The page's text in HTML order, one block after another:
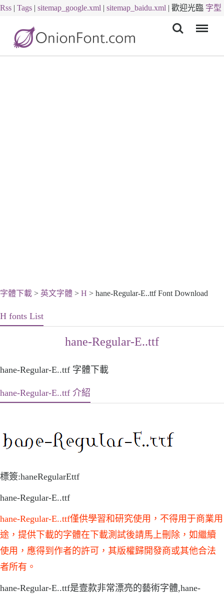
Rss | Tags | sitemap_google.xml | sitemap_baidu.xml | 歡迎光臨 字型
字體下載 > 英文字體 > H > hane-Regular-E..ttf Font Download
H fonts List
hane-Regular-E..ttf
hane-Regular-E..ttf 字體下載
hane-Regular-E..ttf 介紹
標簽:haneRegularEttf
hane-Regular-E..ttf
hane-Regular-E..ttf僅供學習和研究使用，不得用于商業用
途，提供下載的字體在下載測試後請馬上刪除，如繼續
使用，應得到作者的許可，其版權歸開發商或其他合法
者所有。
hane-Regular-E..ttf是壹款非常漂亮的藝術字體,hane-